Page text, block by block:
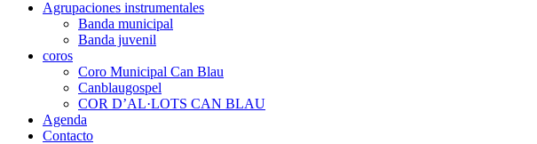
Agrupaciones instrumentales
Banda municipal
Banda juvenil
coros
Coro Municipal Can Blau
Canblaugospel
COR D’AL·LOTS CAN BLAU
Agenda
Contacto